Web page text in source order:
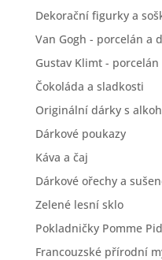
Dekorační figurky a
Van Gogh - porcelán a
Gustav Klimt -
Čokoláda a sladkosti
Originální dárky s
Dárkové poukazy
Káva a čaj
Dárkové ořechy a
Zelené lesní sklo
Pokladničky Pomme
Francouzské přírodní